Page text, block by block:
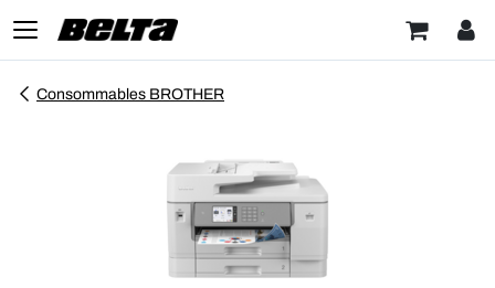
Consommables BROTHER